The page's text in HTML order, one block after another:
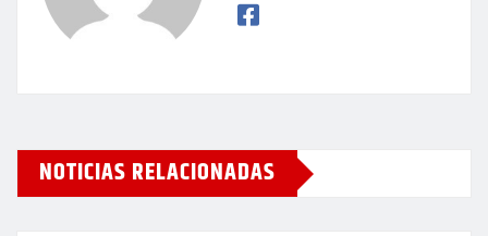
NOTICIAS RELACIONADAS